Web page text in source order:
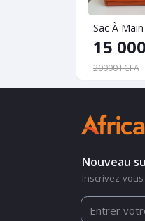
15 000
20000 FCFA
Nouveau
Inscrivez-